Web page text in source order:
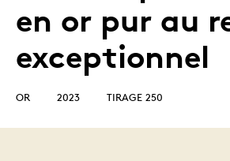
en or pur au
exceptionnel
OR 2023 TIRAGE 250